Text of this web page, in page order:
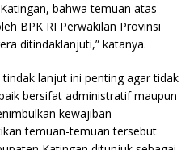
bahwa temuan atas
BPK RI Perwakilan Provinsi
ditindaklanjuti,” katanya.
lanjut ini penting agar tidak
bersifat administratif maupun
kewajiban
temuan-temuan tersebut